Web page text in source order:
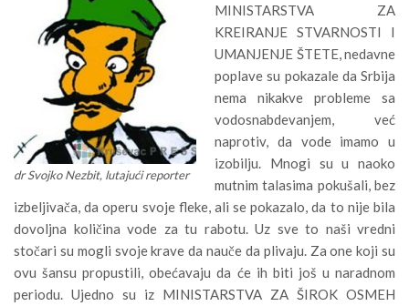
dr Svojko Nezbit, lutajući reporter
MINISTARSTVA ZA
KREIRANJE STVARNOSTI I
UMANJENJE ŠTETE, nedavne
poplave su pokazale da Srbija
nema nikakve probleme sa
vodosnabdevanjem, već
naprotiv, da vode imamo u
izobilju. Mnogi su u naoko
mutnim talasima pokušali, bez
izbeljivača, da operu svoje fleke, ali se pokazalo, da to nije bila
dovoljna količina vode za tu rabotu. Uz sve to naši vredni
stočari su mogli svoje krave da nauče da plivaju. Za one koji su
ovu šansu propustili, obećavaju da će ih biti još u naradnom
periodu. Ujedno su iz MINISTARSTVA ZA ŠIROK OSMEH